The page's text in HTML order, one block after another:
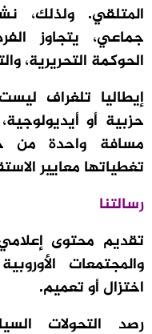
المتلقي.
جماعي، يتجاوز
الحوكمة التحريرية،
إيطاليا تلغراف
حزبية أو
مسافة واحدة من
تغطياتها معايير
رسالتنا
تقديم محتوى
والمجتمعات
اختزال أو تعميم.
رصد التحولات